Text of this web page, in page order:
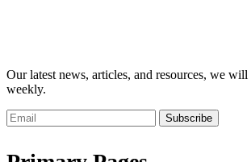
Our latest news, articles, and resources, we
weekly.
Subscribe